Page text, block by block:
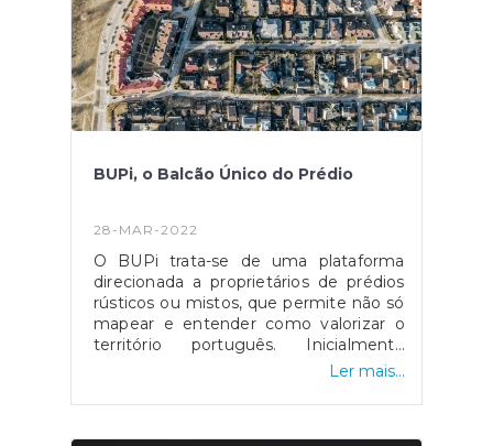
BUPi, o Balcão Único do Prédio
28-MAR-2022
O BUPi trata-se de uma plataforma
direcionada a proprietários de prédios
rústicos ou mistos, que permite não só
mapear e entender como valorizar o
território português. Inicialmente
tratava-se de um projeto
municípios, no entanto hoje conta com
Ler mais...